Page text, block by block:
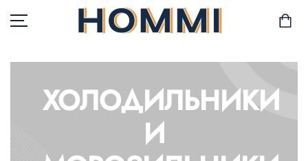
В НАЛИЧИИ
ХОЛОДИЛЬНИКИ
И